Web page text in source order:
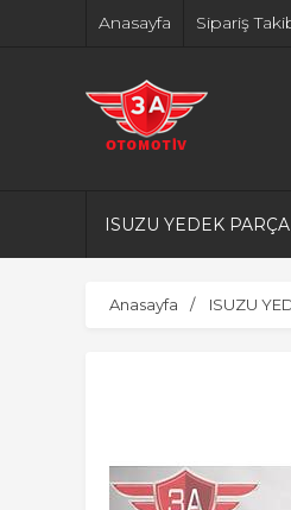
Anasayfa Sipariş
ISUZU YEDEK PARÇA
Anasayfa ISUZU